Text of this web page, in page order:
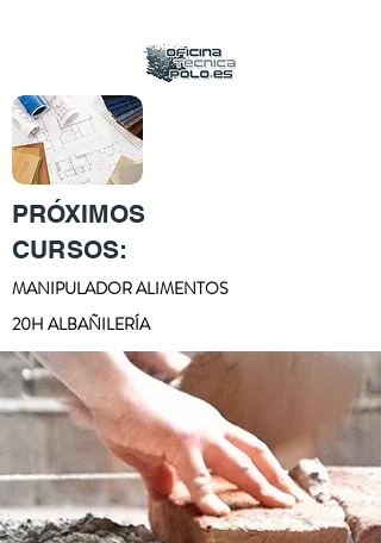
PRÓXIMOS
CURSOS:
MANIPULADOR ALIMENTOS
20H ALBAÑILERÍA